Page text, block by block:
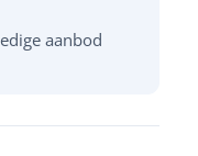
aanbod